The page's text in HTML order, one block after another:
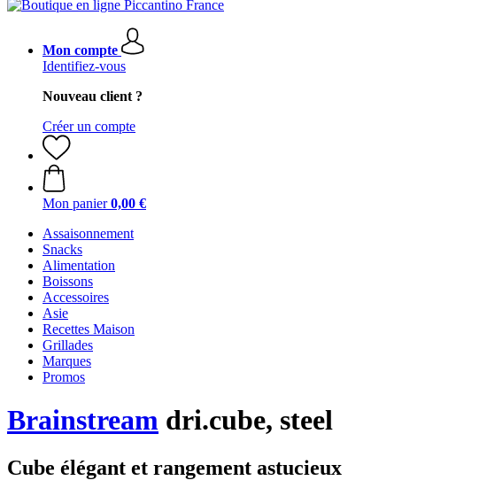
Mon compte
Identifiez-vous
Nouveau client ?
Créer un compte
Mon panier 0,00 €
Assaisonnement
Snacks
Alimentation
Boissons
Accessoires
Asie
Recettes Maison
Grillades
Marques
Promos
Brainstream dri.cube, steel
Cube élégant et rangement astucieux